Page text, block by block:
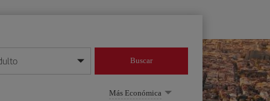
mes/año
Buscar
Más Económica